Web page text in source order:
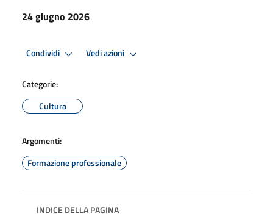
24 giugno 2026
Condividi Vedi azioni
Categorie:
Cultura
Argomenti:
Formazione professionale
INDICE DELLA PAGINA